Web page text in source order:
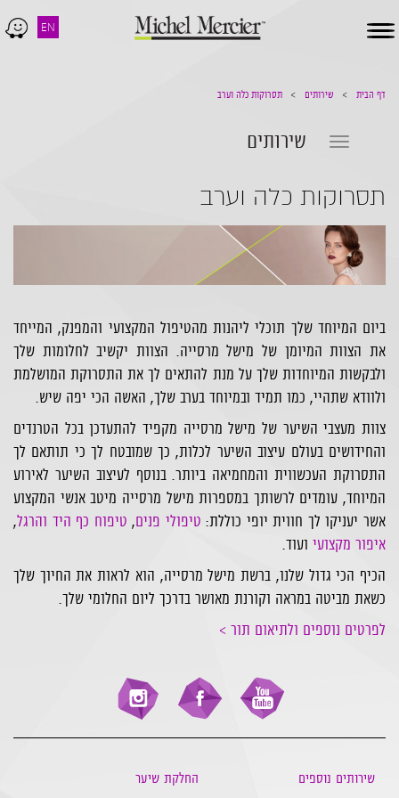
EN
Toggle
דף הבית שירותים תסרוקות כלה וערב
שירותיםToggle
תסרוקות כלה וערב
ביום המיוחד שלך תוכלי ליהנות מהטיפול המקצועי והמפנק, המייחד
את הצוות המיומן של מישל מרסייה. הצוות יקשיב לחלומות שלך
ולבקשות המיוחדות שלך על מנת להתאים לך את התסרוקת המושלמת
ולוודא שתהיי, כמו תמיד ובמיוחד בערב שלך, האשה הכי יפה שיש.
צוות מעצבי השיער של מישל מרסייה מקפיד להתעדכן בכל הטרנדים
והחידושים בעולם עיצוב השיער לכלות, כך שמובטח לך כי תותאם לך
התסרוקת העכשווית והמחמיאה ביותר. בנוסף לעיצוב השיער לאירוע
המיוחד, עומדים לרשותך במספרות מישל מרסייה מיטב אנשי המקצוע
אשר יעניקו לך חווית יופי כוללת: טיפולי פנים, טיפוח כף היד והרגל,
איפור מקצועי ועוד.
הכיף הכי גדול שלנו, ברשת מישל מרסייה, הוא לראות את החיוך שלך
כשאת מביטה במראה וקורנת מאושר בדרכך ליום החלומי שלך.
לפרטים נוספים ולתיאום תור >
שירותים נוספים
החלקת שיער